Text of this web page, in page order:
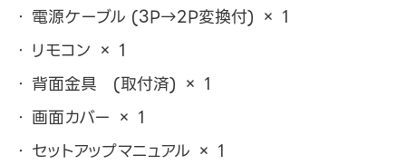
電源ケーブル (3P→2P変換付) × 1
リモコン × 1
背面金具 (取付済) × 1
画面カバー × 1
セットアップマニュアル × 1